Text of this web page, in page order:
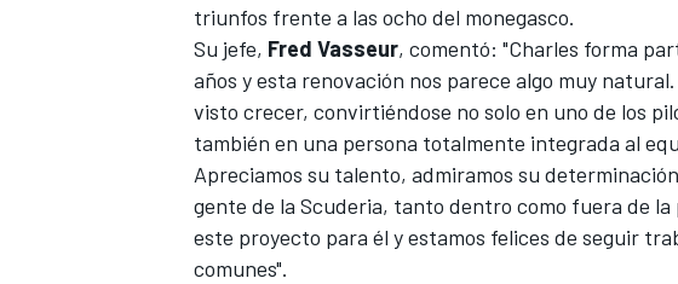
MÁS CATEGORÍAS
triunfos frente a las ocho del monegasco.
Su jefe, Fred Vasseur, comentó: "Charles forma
años y esta renovación nos parece algo muy
visto crecer, convirtiéndose no solo en uno de los
también en una persona totalmente integrada al
Apreciamos su talento, admiramos su
gente de la Scuderia, tanto dentro como fuera de
este proyecto para él y estamos felices de seguir
comunes".